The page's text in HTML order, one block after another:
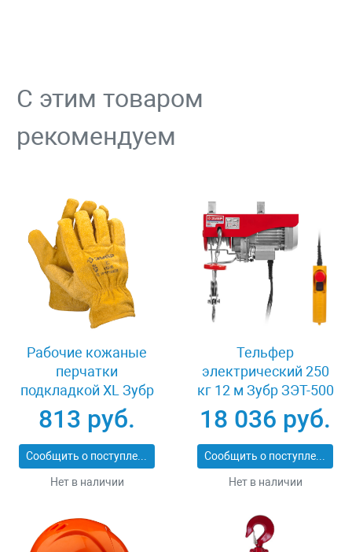
С этим товаром
рекомендуем
Рабочие кожаные
перчатки
подкладкой XL Зубр
МАСТЕР 1135-XL
813 руб.
Сообщить о поступлении
Нет в наличии
Тельфер
электрический 250
кг 12 м Зубр ЗЭТ-500
18 036 руб.
Сообщить о поступлении
Нет в наличии